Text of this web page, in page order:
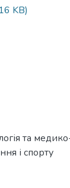
KB)
та
і спорту